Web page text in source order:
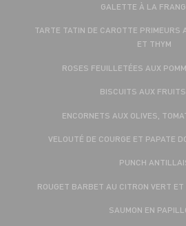
GALETTE À LA
TARTE TATIN DE CAROTTE PRIMEURS
ET THYM
ROSES FEUILLETÉES AUX
BISCUITS AUX
ENCORNETS AUX OLIVES,
VELOUTÉ DE COURGE ET PAPATE
PUNCH
ROUGET BARBET AU CITRON VERT
SAUMON EN